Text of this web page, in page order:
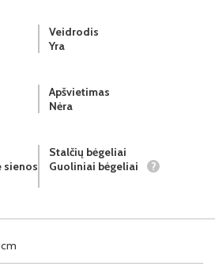
Veidrodis
Yra
Apšvietimas
Nėra
sienos
Stalčių bėgeliai
Guoliniai bėgeliai
?